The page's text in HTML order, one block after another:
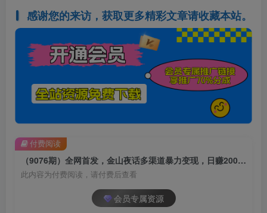
感谢您的来访，获取更多精彩文章请收藏本站。
（9076期）全网首发，金山夜话多渠道暴力变现，日赚2000无压力，项目实操新手也能做
此内容为付费阅读，请付费后查看
会员专属资源
付费阅读